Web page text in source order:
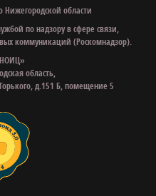
Нижегородской области
по надзору в сфере связи,
коммуникаций (Роскомнадзор).
область,
д.151 Б, помещение 5